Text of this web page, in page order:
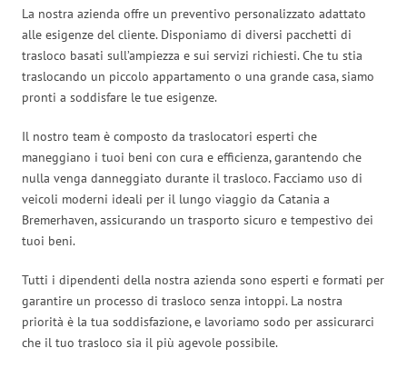
La nostra azienda offre un preventivo personalizzato adattato
alle esigenze del cliente. Disponiamo di diversi pacchetti di
trasloco basati sull’ampiezza e sui servizi richiesti. Che tu stia
traslocando un piccolo appartamento o una grande casa, siamo
pronti a soddisfare le tue esigenze.
Il nostro team è composto da traslocatori esperti che
maneggiano i tuoi beni con cura e efficienza, garantendo che
nulla venga danneggiato durante il trasloco. Facciamo uso di
veicoli moderni ideali per il lungo viaggio da Catania a
Bremerhaven, assicurando un trasporto sicuro e tempestivo dei
tuoi beni.
Tutti i dipendenti della nostra azienda sono esperti e formati per
garantire un processo di trasloco senza intoppi. La nostra
priorità è la tua soddisfazione, e lavoriamo sodo per assicurarci
che il tuo trasloco sia il più agevole possibile.